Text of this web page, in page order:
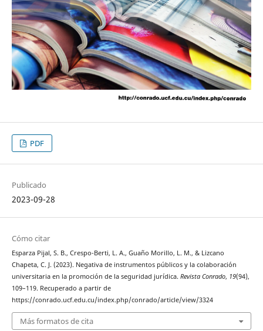
PDF
Publicado
2023-09-28
Cómo citar
Esparza Pijal, S. B., Crespo-Berti, L. A., Guaño Morillo, L. M., & Lizcano
Chapeta, C. J. (2023). Negativa de instrumentos públicos y la colaboración
universitaria en la promoción de la seguridad jurídica. Revista Conrado, 19(94),
109–119. Recuperado a partir de
https://conrado.ucf.edu.cu/index.php/conrado/article/view/3324
Más formatos de cita